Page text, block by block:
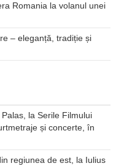
Romania la volanul unei
– eleganță, tradiție și
la Serile Filmului
și concerte, în
regiunea de est, la Iulius